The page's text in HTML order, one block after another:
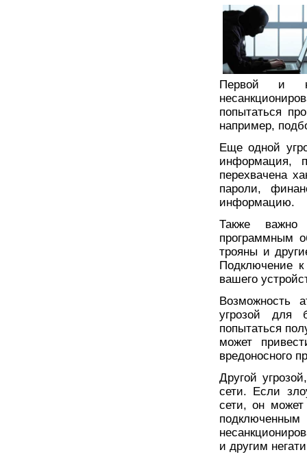
Первой и
попытаться
например,
Еще одной
информация,
перехвачена
пароли,
информацию.
Также важно
программным
трояны и
Подключение
вашего
Возможность
угрозой для
попытаться
может
вредоносного
Другой
сети. Если
сети, он может
и другим